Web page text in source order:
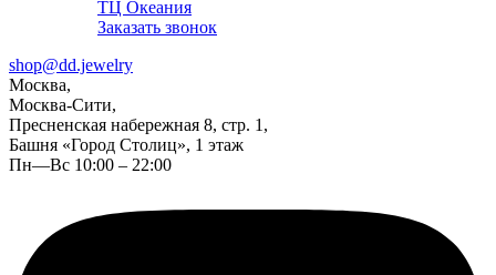
ТЦ Океания
Заказать звонок
shop@dd.jewelry
Москва,
Москва-Сити,
Пресненская набережная 8, стр. 1,
Башня «Город Столиц», 1 этаж
Пн—Вс 10:00 – 22:00